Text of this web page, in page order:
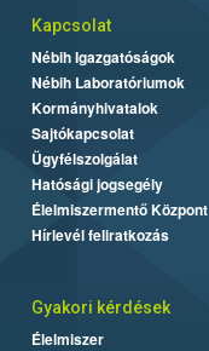
Kapcsolat
Nébih Igazgatóságok
Nébih Laboratóriumok
Kormányhivatalok
Sajtókapcsolat
Ügyfélszolgálat
Hatósági jogsegély
Élelmiszermentő Központ
Hírlevél feliratkozás
Gyakori kérdések
Élelmiszer